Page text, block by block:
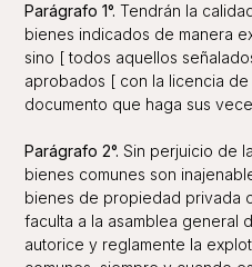
Parágrafo 1°.Tendrán la
bienes indicados de manera
sino [ todos aquellos
aprobados [ con la licencia
documento que haga sus
Parágrafo 2°. Sin perjuicio de
bienes comunes son
bienes de propiedad privada
faculta a la asamblea general
autorice y reglamente la